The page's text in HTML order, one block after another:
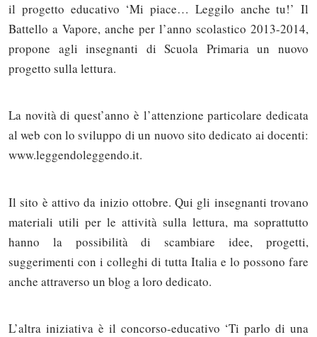
il progetto educativo ‘Mi piace… Leggilo anche tu!’ Il
Battello a Vapore, anche per l’anno scolastico 2013-2014,
propone agli insegnanti di Scuola Primaria un nuovo
progetto sulla lettura.
La novità di quest’anno è l’attenzione particolare dedicata
al web con lo sviluppo di un nuovo sito dedicato ai docenti:
www.leggendoleggendo.it.
Il sito è attivo da inizio ottobre. Qui gli insegnanti trovano
materiali utili per le attività sulla lettura, ma soprattutto
hanno la possibilità di scambiare idee, progetti,
suggerimenti con i colleghi di tutta Italia e lo possono fare
anche attraverso un blog a loro dedicato.
L’altra iniziativa è il concorso-educativo ‘Ti parlo di una